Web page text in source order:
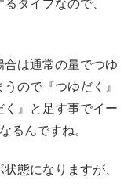
タイプなので、
合は通常の量でつゆ
ので『つゆだく』
』と足す事でイー
るんですね。
態になりますが、